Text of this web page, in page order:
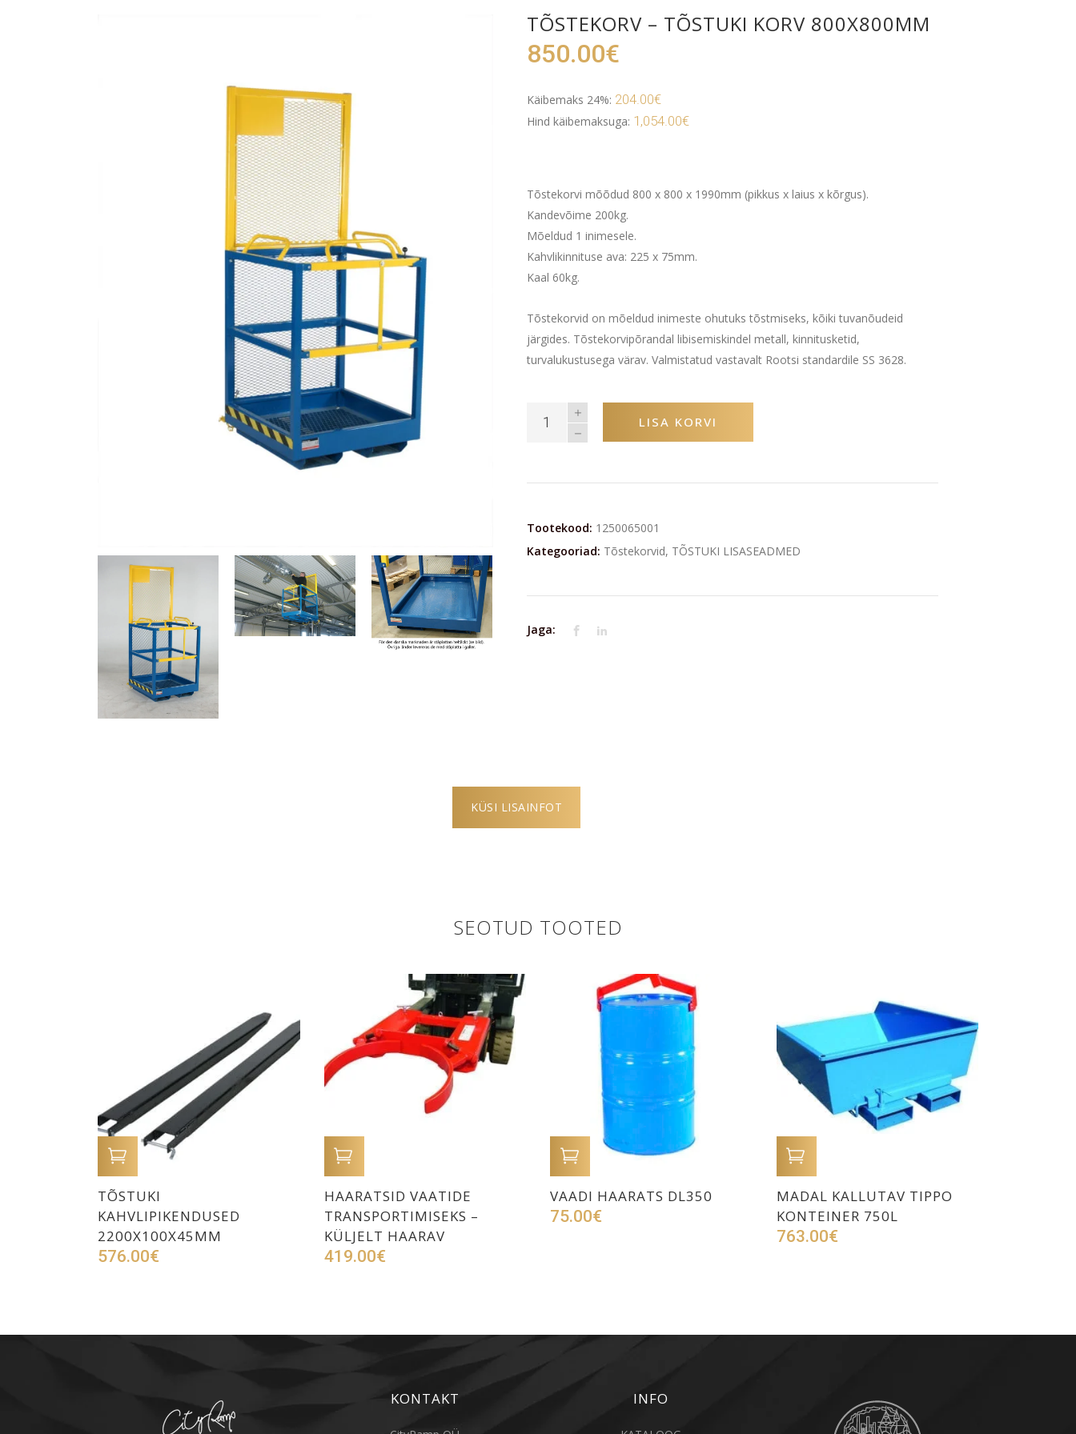
TÕSTEKORV – TÕSTUKI KORV 800X800MM
850.00€
Käibemaks 24%: 204.00€
Hind käibemaksuga: 1,054.00€
Tõstekorvi mõõdud 800 x 800 x 1990mm (pikkus x laius x kõrgus).
Kandevõime 200kg.
Mõeldud 1 inimesele.
Kahvlikinnituse ava: 225 x 75mm.
Kaal 60kg.
Tõstekorvid on mõeldud inimeste ohutuks tõstmiseks, kõiki tuvanõudeid
järgides. Tõstekorvipõrandal libisemiskindel metall, kinnitusketid,
turvalukustusega värav. Valmistatud vastavalt Rootsi standardile SS 3628.
LISA KORVI
Tootekood: 1250065001
Kategooriad: Tõstekorvid, TÕSTUKI LISASEADMED
Jaga:
KÜSI LISAINFOT
SEOTUD TOOTED
LISA OSTUKORVI
TÕSTUKI
KAHVLIPIKENDUSED
2200X100X45MM
576.00€
HAARATSID VAATIDE
TRANSPORTIMISEKS –
KÜLJELT HAARAV
419.00€
LISA OSTUKORVI
VAADI HAARATS DL350
75.00€
MADAL KALLUTAV TIPPO
KONTEINER 750L
763.00€
KONTAKT INFO